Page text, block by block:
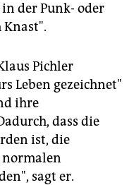
der Punk- oder
Knast".
Pichler
Leben gezeichnet"
ihre
dass die
ist, die
sagt er.